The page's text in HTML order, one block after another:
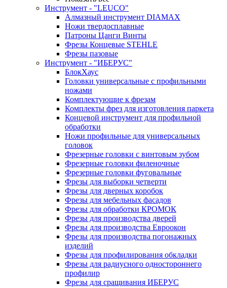
Инструмент - "LEUCO"
Алмазный инструмент DIAMAX
Ножи твердосплавные
Патроны Цанги Винты
Фрезы Концевые STEHLE
Фрезы пазовые
Инструмент - "ИБЕРУС"
БлокХаус
Головки универсальные с профильными
ножами
Комплектующие к фрезам
Комплекты фрез для изготовления паркета
Концевой инструмент для профильной
обработки
Ножи профильные для универсальных
головок
Фрезерные головки с винтовым зубом
Фрезерные головки филеночные
Фрезерные головки фуговальные
Фрезы для выборки четверти
Фрезы для дверных коробок
Фрезы для мебельных фасадов
Фрезы для обработки КРОМОК
Фрезы для производства дверей
Фрезы для производства Евроокон
Фрезы для производства погонажных
изделий
Фрезы для профилирования обкладки
Фрезы для радиусного одностороннего
профилир
Фрезы для сращивания ИБЕРУС